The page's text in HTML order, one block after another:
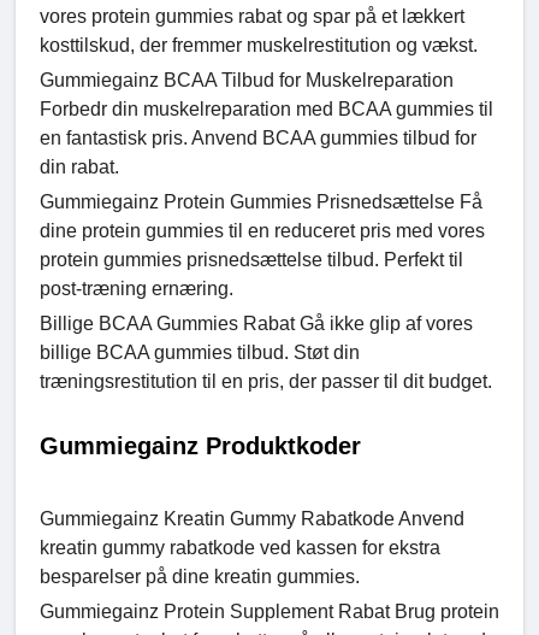
vores protein gummies rabat og spar på et lækkert
kosttilskud, der fremmer muskelrestitution og vækst.
Gummiegainz BCAA Tilbud for Muskelreparation
Forbedr din muskelreparation med BCAA gummies til
en fantastisk pris. Anvend BCAA gummies tilbud for
din rabat.
Gummiegainz Protein Gummies Prisnedsættelse Få
dine protein gummies til en reduceret pris med vores
protein gummies prisnedsættelse tilbud. Perfekt til
post-træning ernæring.
Billige BCAA Gummies Rabat Gå ikke glip af vores
billige BCAA gummies tilbud. Støt din
træningsrestitution til en pris, der passer til dit budget.
Gummiegainz Produktkoder
Gummiegainz Kreatin Gummy Rabatkode Anvend
kreatin gummy rabatkode ved kassen for ekstra
besparelser på dine kreatin gummies.
Gummiegainz Protein Supplement Rabat Brug protein